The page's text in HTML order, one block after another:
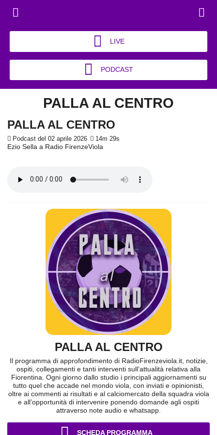
LIVE
PODCAST
PALLA AL CENTRO
PALLA AL CENTRO
Podcast del 02 aprile 2026 14m 29s
Ezio Sella a Radio FirenzeViola
PALLA AL CENTRO
Il programma di approfondimento di RadioFirenzeviola.it, notizie,
ospiti, collegamenti e tanti interventi sull’attualità relativa alla
Fiorentina. Ogni giorno dallo studio i principali aggiornamenti su
tutto quel che accade nel mondo viola, con inviati e opinionisti,
oltre ai commenti ai risultati e al calciomercato della squadra viola
e all’opportunità di intervenire ponendo domande agli ospiti
attraverso note audio e whatsapp.
SCHEDA PROGRAMMA